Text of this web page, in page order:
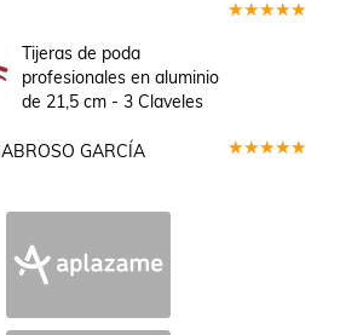
Tijeras de poda
profesionales en aluminio
de 21,5 cm - 3 Claveles
GARCÍA